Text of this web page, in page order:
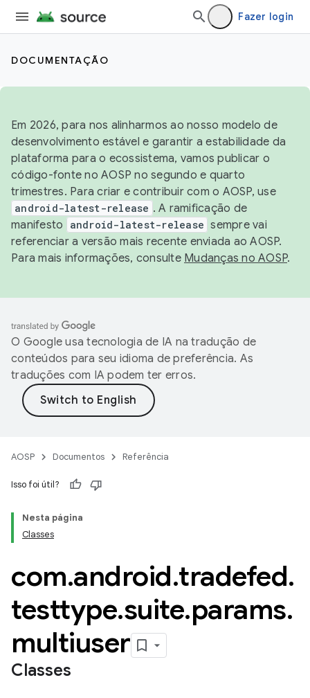
Fazer login
DOCUMENTAÇÃO
Em 2026, para nos alinharmos ao nosso modelo de
desenvolvimento estável e garantir a estabilidade da
plataforma para o ecossistema, vamos publicar o
código-fonte no AOSP no segundo e quarto
trimestres. Para criar e contribuir com o AOSP, use
android-latest-release . A ramificação de
manifesto
android-latest-release sempre vai
referenciar a versão mais recente enviada ao AOSP.
Para mais informações, consulte Mudanças no AOSP.
O Google usa tecnologia de IA na tradução de
conteúdos para seu idioma de preferência. As
traduções com IA podem ter erros.
AOSP Documentos Referência
Isso foi útil?
Nesta página
Classes
com.android.tradefed.
testtype.suite.params.
multiuser
Classes